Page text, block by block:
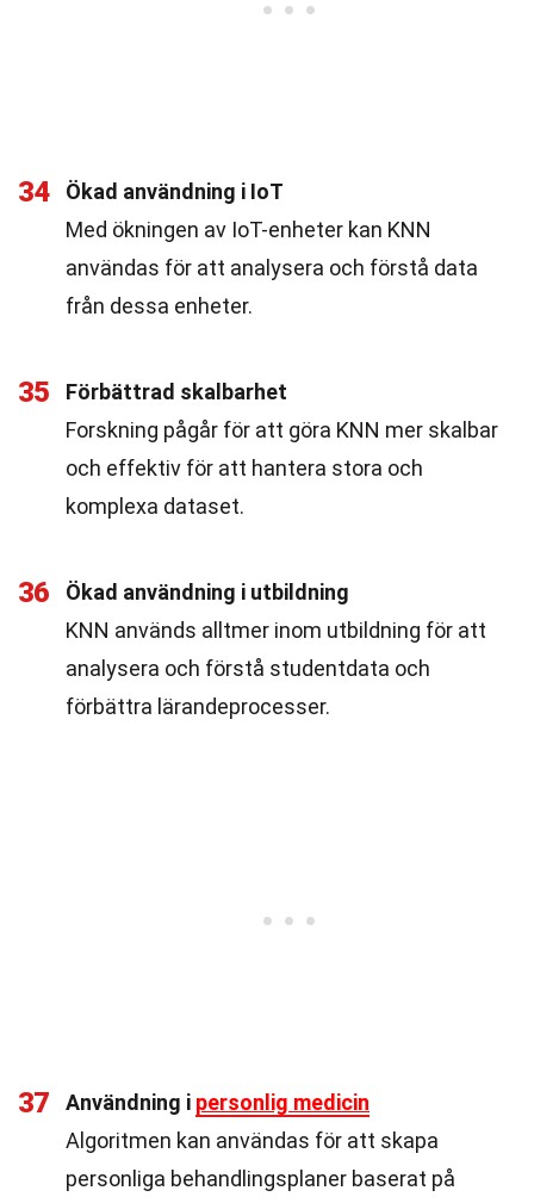
34
Ökad användning i IoT
Med ökningen av IoT-enheter kan KNN
användas för att analysera och förstå data
från dessa enheter.
35
Förbättrad skalbarhet
Forskning pågår för att göra KNN mer skalbar
och effektiv för att hantera stora och
komplexa dataset.
36
Ökad användning i utbildning
KNN används alltmer inom utbildning för att
analysera och förstå studentdata och
förbättra lärandeprocesser.
37 Användning i personlig medicin
Algoritmen kan användas för att skapa
personliga behandlingsplaner baserat på